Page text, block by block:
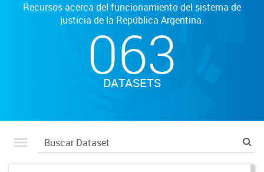
Recursos acerca del funcionamiento del sistema de
justicia de la República Argentina.
063
DATASETS